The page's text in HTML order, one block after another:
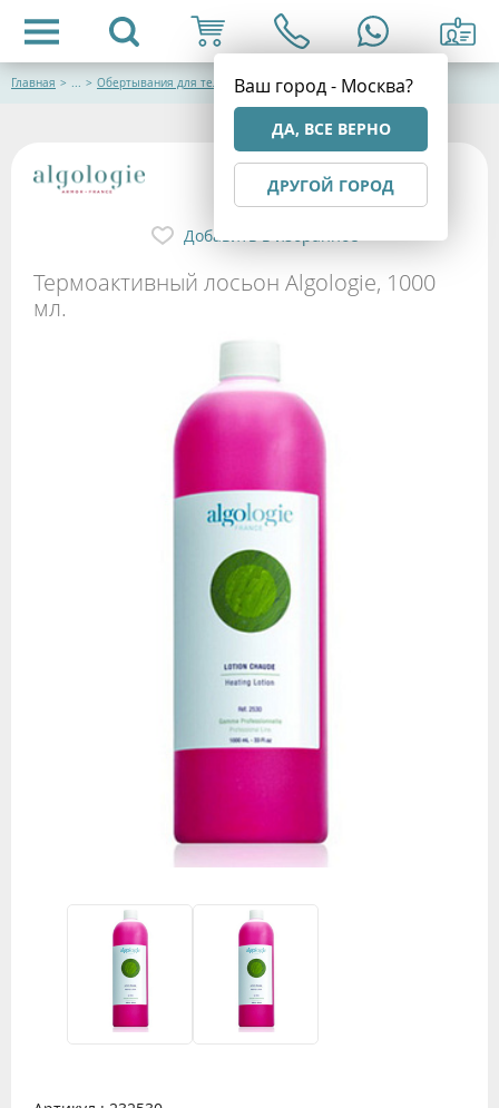
Ваш город - Москва?
ДА, ВСЕ ВЕРНО
ДРУГОЙ ГОРОД
Главная > ... > Обертывания для тела
Термоактивный лосьон Algologie, 1000
мл.
Добавить в избранное